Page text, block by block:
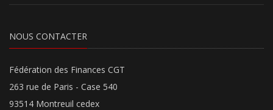
NOUS CONTACTER
Fédération des Finances CGT
263 rue de Paris - Case 540
93514 Montreuil cedex